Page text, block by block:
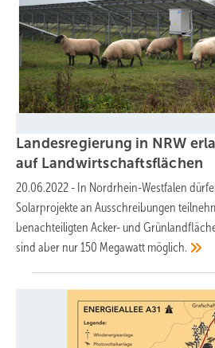
Landesregierung in NRW
auf Landwirtschaftsflächen
20.06.2022 - In Nordrhein-Westfalen
Solarprojekte an Ausschreibungen
benachteiligten Acker- und
sind aber nur 150 Megawatt möglich.